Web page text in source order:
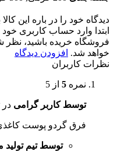
دیدگاه خود را در باره این کالا
ابتدا وارد حساب کاربری
فروشگاه خریده باشید،
خواهد شد. افزودن دیدگاه
نظرات کاربران
نمره 5 از 5
توسط کاربر گرامی در
فرق گردو پوست
توسط تیم تولید